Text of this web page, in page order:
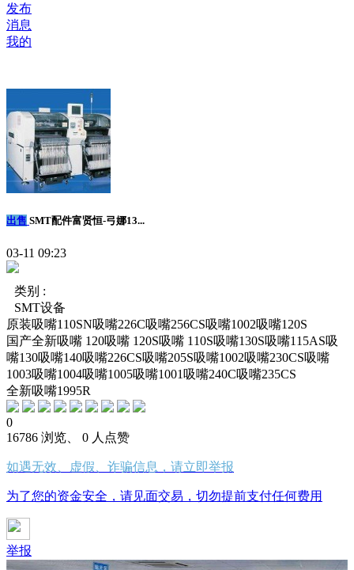
发布
消息
我的
出售 SMT配件富贤恒-弓娜13...
03-11 09:23
类别 :
SMT设备
原装吸嘴110SN吸嘴226C吸嘴256CS吸嘴1002吸嘴120S
国产全新吸嘴 120吸嘴 120S吸嘴 110S吸嘴130S吸嘴115AS吸
嘴130吸嘴140吸嘴226CS吸嘴205S吸嘴1002吸嘴230CS吸嘴
1003吸嘴1004吸嘴1005吸嘴1001吸嘴240C吸嘴235CS
全新吸嘴1995R
0
16786 浏览、 0 人点赞
如遇无效、虚假、诈骗信息，请立即举报
为了您的资金安全，请见面交易，切勿提前支付任何费用
举报